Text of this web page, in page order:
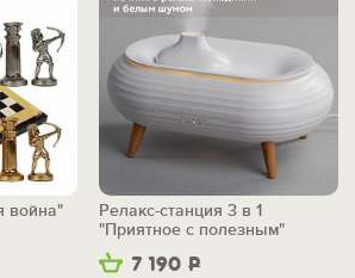
война"
7 190 Р
Релакс-станция 3 в 1
"Приятное с полезным"